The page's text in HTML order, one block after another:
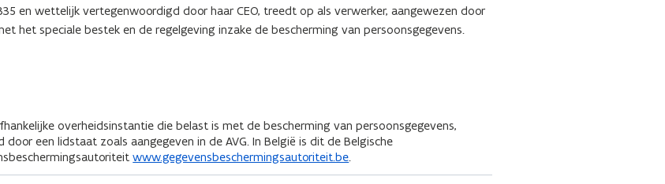
en wettelijk vertegenwoordigd door haar CEO, treedt op als verwerker, aangewezen door
het speciale bestek en de regelgeving inzake de bescherming van persoonsgegevens.
overheidsinstantie die belast is met de bescherming van persoonsgegevens,
door een lidstaat zoals aangegeven in de AVG. In België is dit de Belgische
www.gegevensbeschermingsautoriteit.be.